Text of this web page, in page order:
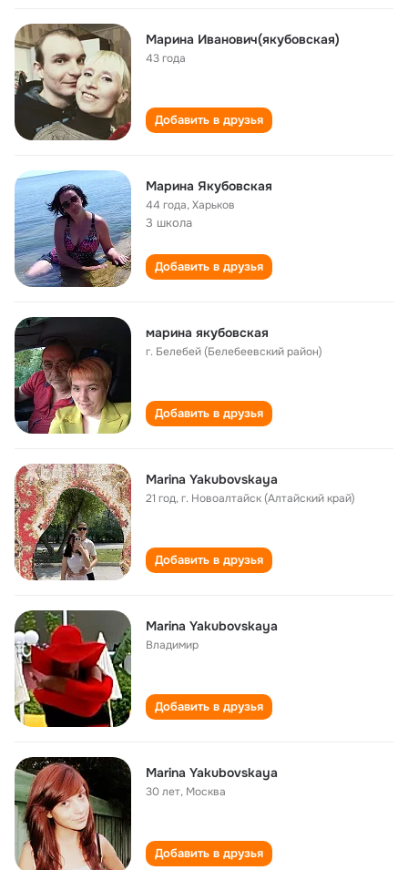
Марина Иванович(якубовская)
43 года
Добавить в друзья
Марина Якубовская
44 года,Харьков
3 школа
Добавить в друзья
марина якубовская
г. Белебей (Белебеевский район)
Добавить в друзья
Marina Yakubovskaya
21 год,г. Новоалтайск (Алтайский край)
Добавить в друзья
Marina Yakubovskaya
Владимир
Добавить в друзья
Marina Yakubovskaya
30 лет, Москва
Добавить в друзья